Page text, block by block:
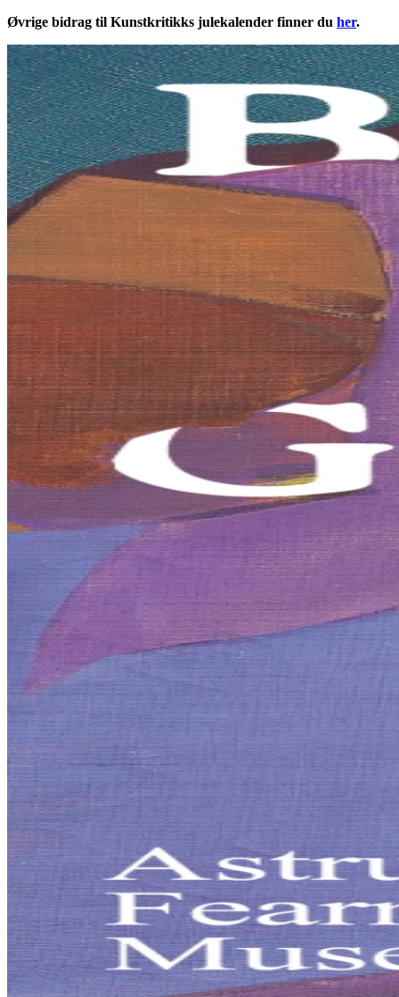
Øvrige bidrag til Kunstkritikks julekalender finner du her.